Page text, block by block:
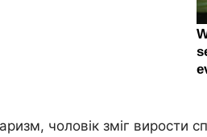
чоловік зміг вирости